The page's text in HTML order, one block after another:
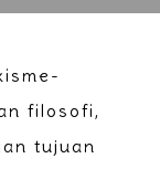
filosofi,
tujuan